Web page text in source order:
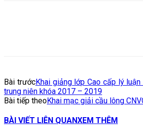
Bài trướcKhai giảng lớp Cao cấp lý
trung niên khóa 2017 – 2019
Bài tiếp theoKhai mạc giải cầu lông
BÀI VIẾT LIÊN QUANXEM THÊM